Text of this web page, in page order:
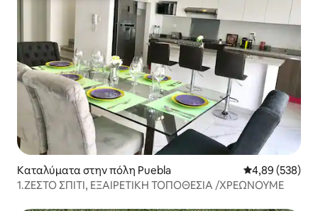
Καταλύματα στην πόλη Puebla Μέση
4,89 (538)
1.ΖΕΣΤΟ ΣΠΙΤΙ, ΕΞΑΙΡΕΤΙΚΗ ΤΟΠΟΘΕΣΙΑ /ΧΡΕΩΝΟΥΜΕ